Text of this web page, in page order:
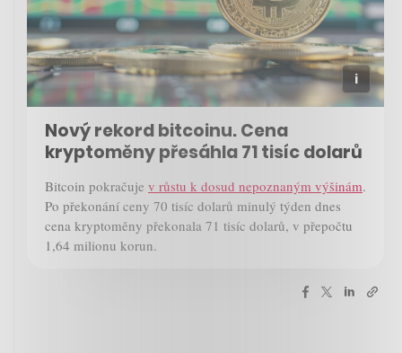
Nový rekord bitcoinu. Cena
kryptoměny přesáhla 71 tisíc dolarů
Bitcoin pokračuje v růstu k dosud nepoznaným výšinám.
Po překonání ceny 70 tisíc dolarů minulý týden dnes
cena kryptoměny překonala 71 tisíc dolarů, v přepočtu
1,64 milionu korun.